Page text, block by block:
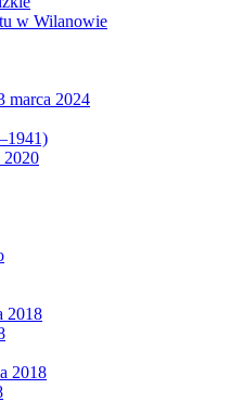
w Wilanowie
marca 2024
2020
2018
2018